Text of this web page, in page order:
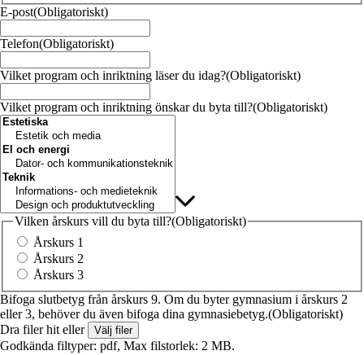
E-post(Obligatoriskt)
Telefon(Obligatoriskt)
Vilket program och inriktning läser du idag?(Obligatoriskt)
Vilket program och inriktning önskar du byta till?(Obligatoriskt)
Vilken årskurs vill du byta till?(Obligatoriskt)
Årskurs 1
Årskurs 2
Årskurs 3
Bifoga slutbetyg från årskurs 9. Om du byter gymnasium i årskurs 2
eller 3, behöver du även bifoga dina gymnasiebetyg.(Obligatoriskt)
Dra filer hit eller
Välj filer
Godkända filtyper: pdf, Max filstorlek: 2 MB.